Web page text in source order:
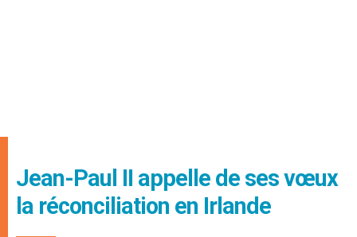
Jean-Paul II appelle de ses vœux
la réconciliation en Irlande